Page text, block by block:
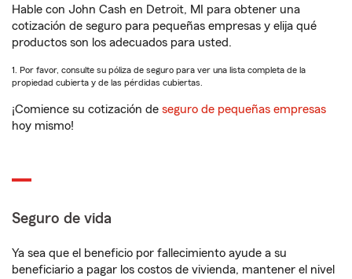
Hable con John Cash en Detroit, MI para obtener una
cotización de seguro para pequeñas empresas y elija qué
productos son los adecuados para usted.
1. Por favor, consulte su póliza de seguro para ver una lista completa de la
propiedad cubierta y de las pérdidas cubiertas.
¡Comience su cotización de seguro de pequeñas empresas
hoy mismo!
Seguro de vida
Ya sea que el beneficio por fallecimiento ayude a su
beneficiario a pagar los costos de vivienda, mantener el nivel